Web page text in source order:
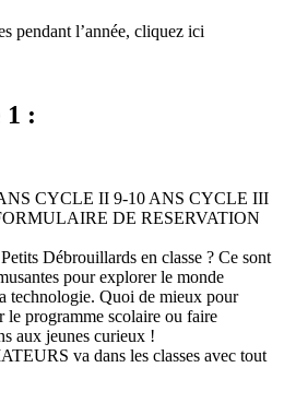
pendant l’année, cliquez ici
1 :
CYCLE II 9-10 ANS CYCLE III
DE RESERVATION
Débrouillards en classe ? Ce sont
pour explorer le monde
technologie. Quoi de mieux pour
le programme scolaire ou faire
aux jeunes curieux !
va dans les classes avec tout